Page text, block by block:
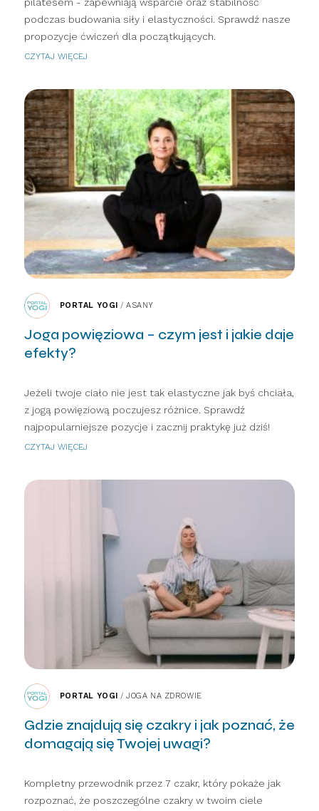
podczas budowania siły i elastyczności. Sprawdź nasze
propozycje ćwiczeń dla początkujących.
CZYTAJ WIĘCEJ
PORTAL YOGI /ASANY
Joga powięziowa – czym jest i jakie daje
efekty?
Jeżeli twoje ciało nie jest tak elastyczne jak byś chciała,
z jogą powięziową poczujesz różnice. Sprawdź
najpopularniejsze pozycje i zacznij praktykę już dziś!
CZYTAJ WIĘCEJ
PORTAL YOGI /JOGA NA ZDROWIE
Gdzie znajdują się czakry i jak poznać, że
domagają się Twojej uwagi?
Kompletny przewodnik przez 7 czakr, który pokaże jak
rozpoznać, że poszczególne czakry w twoim ciele